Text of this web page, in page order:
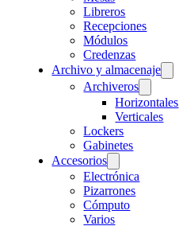
Libreros
Recepciones
Módulos
Credenzas
Archivo y almacenaje
Archiveros
Horizontales
Verticales
Lockers
Gabinetes
Accesorios
Electrónica
Pizarrones
Cómputo
Varios